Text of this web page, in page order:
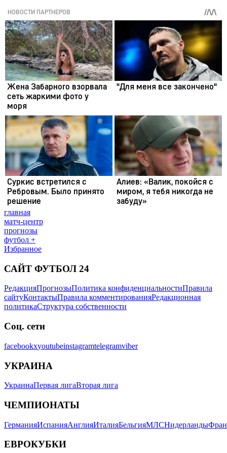
главная
матч-центр
прогнозы
футбол +
Избранное
САЙТ ФУТБОЛ 24
РедакцияПрогнозыПолитика конфиденциальностиПравила
сайтуКонтактыПравила комментированияРедакционная
политикаСтруктура собственности
Соц. сети
facebookxyoutubeinstagramtelegramviber
УКРАИНА
УкраинаПервая лигаВторая лига
ЧЕМПИОНАТЫ
ГерманияИспанияАнглияИталияБельгияМЛСНидерланды
ЕВРОКУБКИ